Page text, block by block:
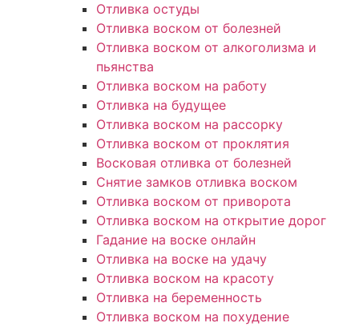
Отливка остуды
Отливка воском от болезней
Отливка воском от алкоголизма и
пьянства
Отливка воском на работу
Отливка на будущее
Отливка воском на рассорку
Отливка воском от проклятия
Восковая отливка от болезней
Снятие замков отливка воском
Отливка воском от приворота
Отливка воском на открытие дорог
Гадание на воске онлайн
Отливка на воске на удачу
Отливка воском на красоту
Отливка на беременность
Отливка воском на похудение